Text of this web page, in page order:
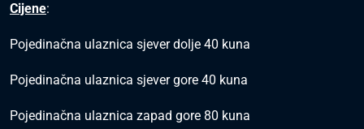
Cijene:
Pojedinačna ulaznica sjever dolje 40 kuna
Pojedinačna ulaznica sjever gore 40 kuna
Pojedinačna ulaznica zapad gore 80 kuna